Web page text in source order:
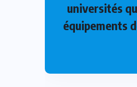
universités
équipements